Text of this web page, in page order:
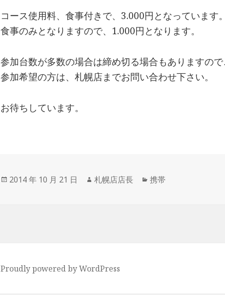
コース使用料、食事付きで、3.000円となっています
食事のみとなりますので、1.000円となります。
参加台数が多数の場合は締め切る場合もありますので
参加希望の方は、札幌店までお問い合わせ下さい。
お待ちしています。
投
2014 年 10 月 21 日
作
札幌店店長
カ
携帯
Proudly powered by WordPress